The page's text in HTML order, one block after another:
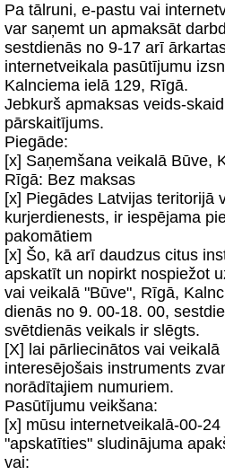
Pa tālruni, e-pastu vai
var saņemt un apmaksāt
sestdienās no 9-17 arī
internetveikala pasūtījumu
Kalnciema ielā 129, Rīgā.
Jebkurš apmaksas veids-
pārskaitījums.
Piegāde:
[x] Saņemšana veikalā Būve,
Rīgā: Bez maksas
[x] Piegādes Latvijas teritorijā
kurjerdienests, ir iespējama
pakomātiem
[x] Šo, kā arī daudzus citus
apskatīt un nopirkt nospiežot
vai veikalā "Būve", Rīgā,
dienās no 9. 00-18. 00,
svētdienās veikals ir slēgts.
[X] lai pārliecinātos vai
interesējošais instruments
norādītajiem numuriem.
Pasūtījumu veikšana:
[x] mūsu internetveikalā-00-
"apskatīties" sludinājuma
vai: